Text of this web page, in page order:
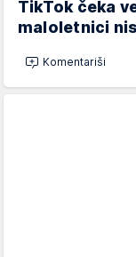
TikTok čeka
maloletnici
Komentariši